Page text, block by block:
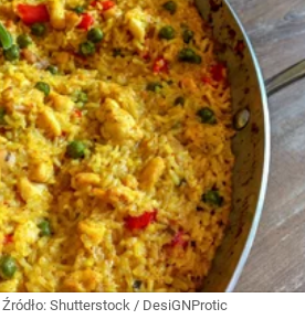
Źródło: Shutterstock / DesiGNProtic